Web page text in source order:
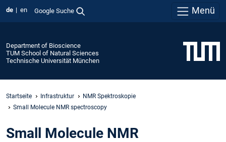
de en Google Suche Menü
Department of Bioscience
TUM School of Natural Sciences
Technische Universität München
Startseite Infrastruktur
NMR Spektroskopie
Small Molecule NMR spectroscopy
Small Molecule NMR